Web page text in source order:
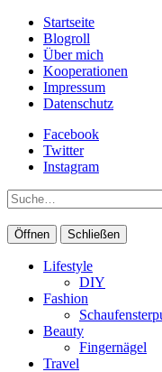
Startseite
Blogroll
Über mich
Kooperationen
Impressum
Datenschutz
Facebook
Twitter
Instagram
Suche
Öffnen Schließen
Lifestyle
DIY
Fashion
Beauty
Fingernägel
Travel